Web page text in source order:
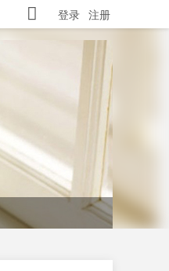
登录 注册